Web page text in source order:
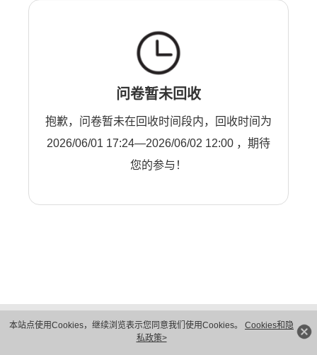
本站点使用Cookies，继续浏览表示您同意我们使用Cookies。 Cookies和隐
私政策>
问卷暂未回收
抱歉，问卷暂未在回收时间段内，回收时间为
2026/06/01 17:24—2026/06/02 12:00 ，期待
您的参与！
隐私保护
法律声明